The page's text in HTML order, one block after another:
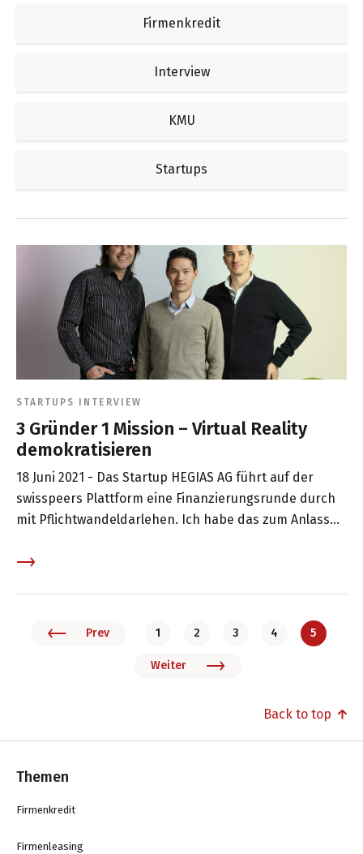
Firmenkredit
Interview
KMU
Startups
STARTUPS INTERVIEW
3 Gründer 1 Mission – Virtual Reality
demokratisieren
18 Juni 2021 - Das Startup HEGIAS AG führt auf der
swisspeers Plattform eine Finanzierungsrunde durch
mit Pflichtwandeldarlehen. Ich habe das zum Anlass
persönlichere Fragen zu stellen. Wie sie als Gründer
Prev 1 2 3 4 5
Weiter
Back to top
Themen
Firmenkredit
Firmenleasing